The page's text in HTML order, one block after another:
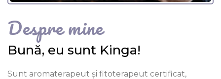
Despre mine
Bună, eu sunt Kinga!
Sunt aromaterapeut și fitoterapeut certificat,